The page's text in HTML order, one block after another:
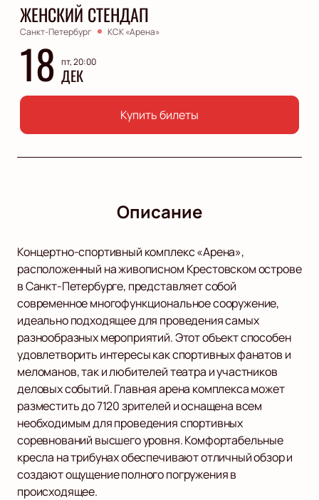
ЖЕНСКИЙ СТЕНДАП
Санкт-Петербург КСК «Арена»
18 пт, 20:00
ДЕК
Купить билеты
Описание
Концертно-спортивный комплекс «Арена»,
расположенный на живописном Крестовском острове
в Санкт-Петербурге, представляет собой
современное многофункциональное сооружение,
идеально подходящее для проведения самых
разнообразных мероприятий. Этот объект способен
удовлетворить интересы как спортивных фанатов и
меломанов, так и любителей театра и участников
деловых событий. Главная арена комплекса может
разместить до 7120 зрителей и оснащена всем
необходимым для проведения спортивных
соревнований высшего уровня. Комфортабельные
кресла на трибунах обеспечивают отличный обзор и
создают ощущение полного погружения в
происходящее.